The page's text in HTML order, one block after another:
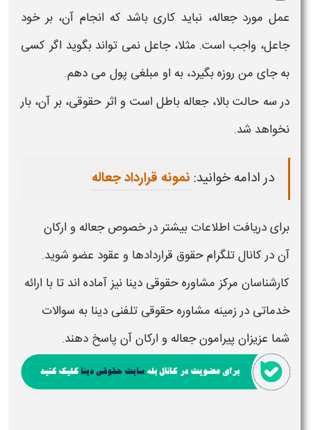
عمل موردجعاله، نباید کاری باشد که انجام آن، بر خود
جاعل، واجب است. مثلا، جاعل نمی تواند بگوید اگر کسی
به جای من روزه بگیرد، به او مبلغی پول می دهم.
در سه حالت بالا،جعاله باطل است و اثر حقوقی، بر آن، بار
نخواهد شد.
در ادامه خوانید: نمونه قرارداد جعاله
برای دریافت اطلاعات بیشتر در خصوصجعاله و ارکان
آندر کانال تلگرام حقوق قراردادها و عقود عضو شوید.
کارشناسان مرکز مشاوره حقوقی دینا نیز آماده اند تا با ارائه
خدماتی در زمینه مشاوره حقوقی تلفنی دینا به سوالات
شما عزیزان پیرامونجعاله و ارکان آنپاسخ دهند.